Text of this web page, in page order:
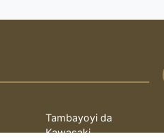
Tambayoyi da
Kawasaki